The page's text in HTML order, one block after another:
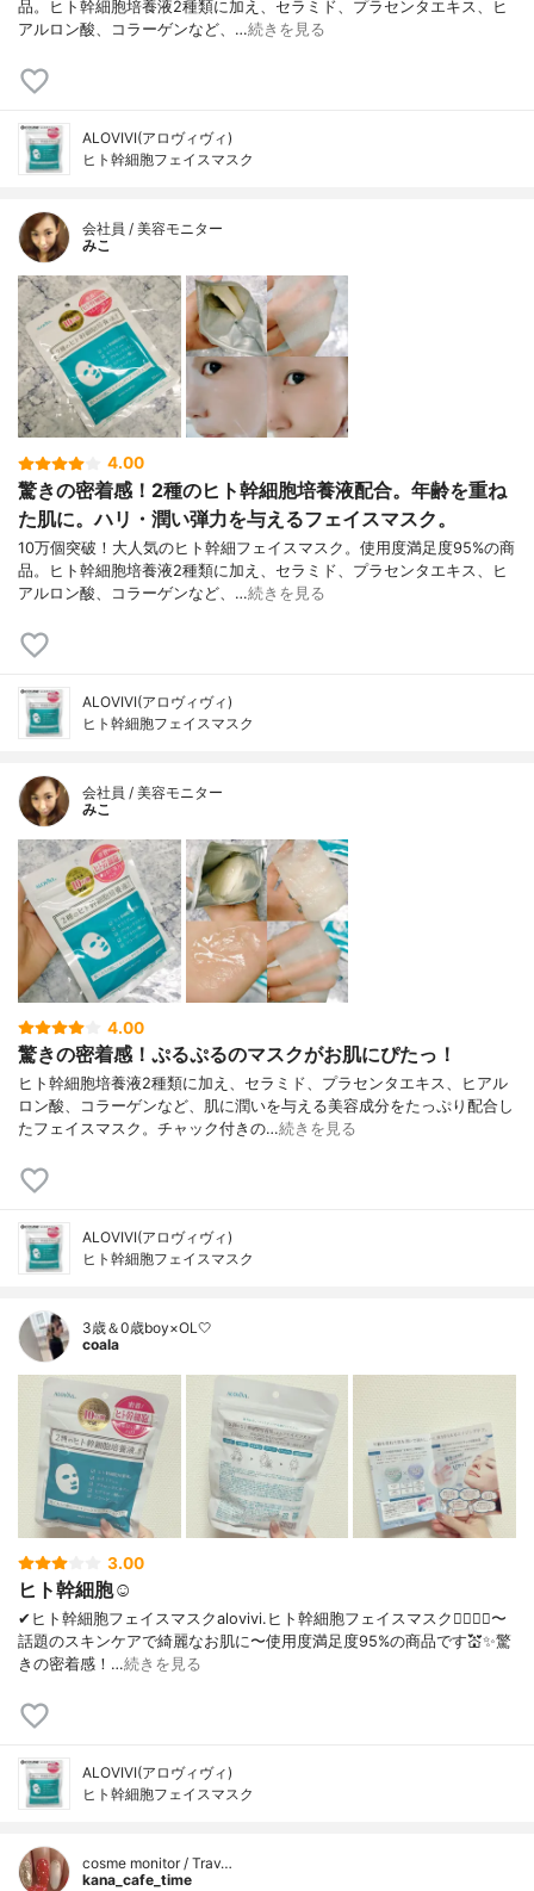
品。ヒト幹細胞培養液2種類に加え、セラミド、プラセンタエキス、ヒ
アルロン酸、コラーゲンなど、…続きを見る
ALOVIVI(アロヴィヴィ)
ヒト幹細胞フェイスマスク
会社員 / 美容モニター
みこ
4.00
驚きの密着感！2種のヒト幹細胞培養液配合。年齢を重ね
た肌に。ハリ・潤い弾力を与えるフェイスマスク。
10万個突破！大人気のヒト幹細フェイスマスク。使用度満足度95%の商
品。ヒト幹細胞培養液2種類に加え、セラミド、プラセンタエキス、ヒ
アルロン酸、コラーゲンなど、…続きを見る
ALOVIVI(アロヴィヴィ)
ヒト幹細胞フェイスマスク
会社員 / 美容モニター
みこ
4.00
驚きの密着感！ぷるぷるのマスクがお肌にぴたっ！
ヒト幹細胞培養液2種類に加え、セラミド、プラセンタエキス、ヒアル
ロン酸、コラーゲンなど、肌に潤いを与える美容成分をたっぷり配合し
たフェイスマスク。チャック付きの…続きを見る
ALOVIVI(アロヴィヴィ)
ヒト幹細胞フェイスマスク
3歳＆0歳boy×OL🤍
coala
3.00
ヒト幹細胞☺︎
✔︎ヒト幹細胞フェイスマスクalovivi.ヒト幹細胞フェイスマスク💆🏼‍♀️✨〜
話題のスキンケアで綺麗なお肌に〜使用度満足度95%の商品です💒✨驚
きの密着感！…続きを見る
ALOVIVI(アロヴィヴィ)
ヒト幹細胞フェイスマスク
cosme monitor / Trav…
kana_cafe_time